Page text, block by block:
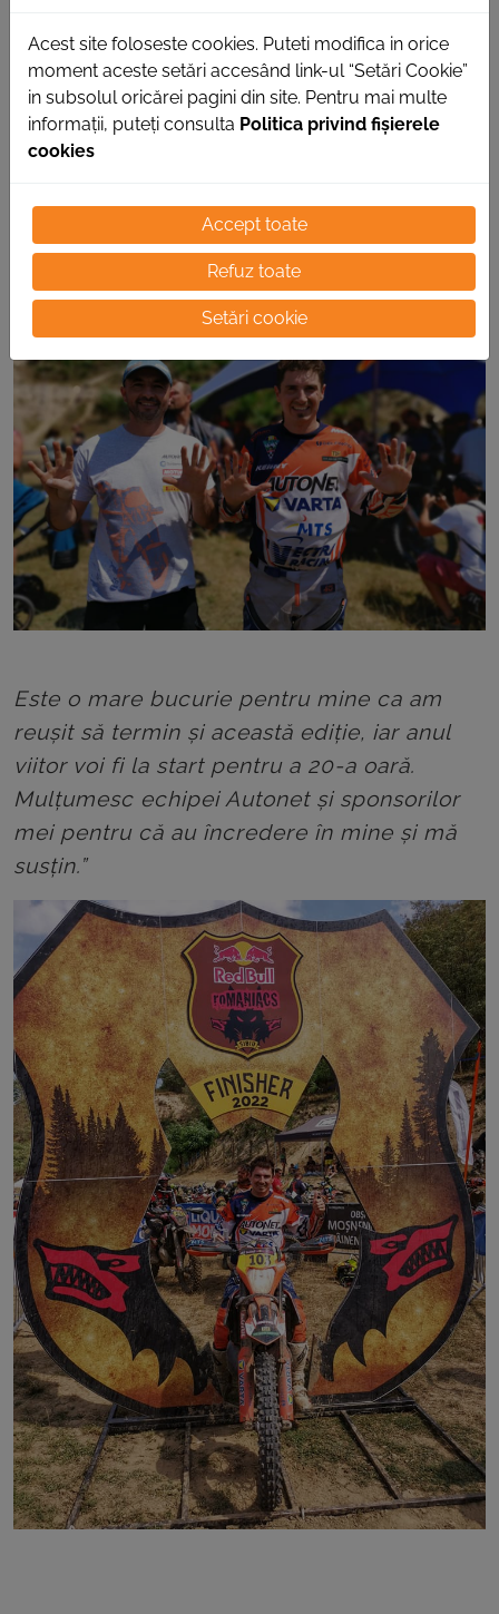
de răcire, fapt care m-a costat mult timp.
Nici nu mai speram să ajung la service
point pentru că elementele din plastic de
pe blocul motor începeau, deja, să se
punctul de service, am schimbat radiatorul
și am continuat cursa.
Este o mare bucurie pentru mine ca am
reușit să termin și această ediție, iar anul
viitor voi fi la start pentru a 20-a oară.
Mulțumesc echipei Autonet și sponsorilor
mei pentru că au încredere în mine și mă
susțin.”
Acest site foloseste cookies. Puteti modifica in orice
moment aceste setări accesând link-ul “Setări Cookie”
in subsolul oricărei pagini din site. Pentru mai multe
informații, puteți consulta Politica privind fișierele
cookies
Accept toate
Refuz toate
Setări cookie